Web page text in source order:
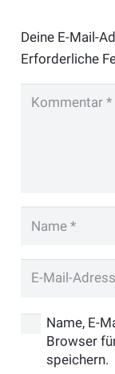
Deine E-Mail-
Erforderliche
Name, E-
Browser
speichern.